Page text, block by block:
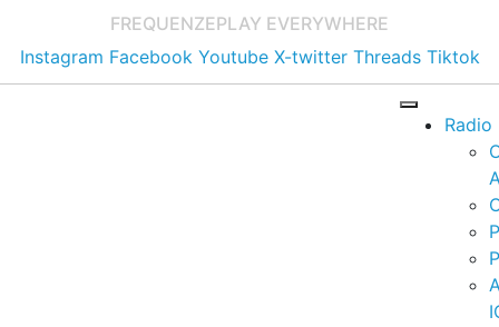
FREQUENZEPLAY EVERYWHERE
Instagram Facebook Youtube X-twitter Threads Tiktok
Radio